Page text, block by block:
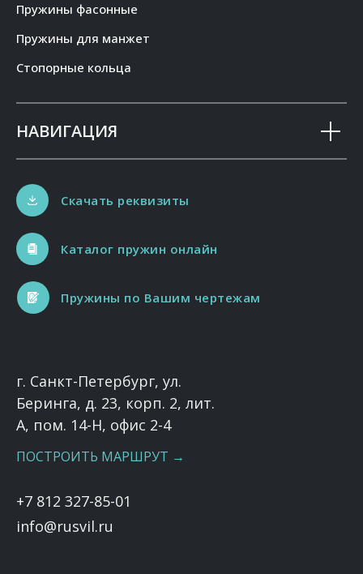
Пружины фасонные
Пружины для манжет
Стопорные кольца
НАВИГАЦИЯ
Каталог пружин онлайн
Пружины по Вашим чертежам
Скачать реквизиты
г. Санкт-Петербург, ул.
Беринга, д. 23, корп. 2, лит.
А, пом. 14-Н, офис 2-4
ПОСТРОИТЬ МАРШРУТ →
+7 812 327-85-01
info@rusvil.ru